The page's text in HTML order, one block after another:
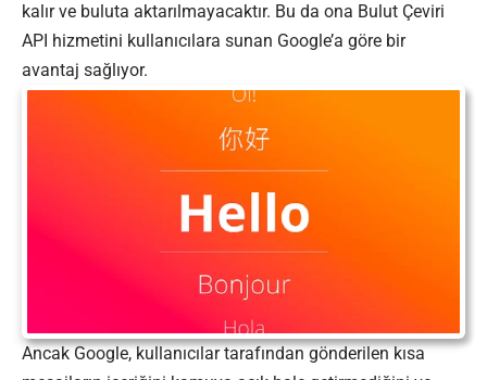
kalır ve buluta aktarılmayacaktır. Bu da ona Bulut Çeviri
API hizmetini kullanıcılara sunan Google’a göre bir
avantaj sağlıyor.
Ancak Google, kullanıcılar tarafından gönderilen kısa